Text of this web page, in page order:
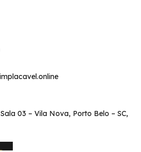
03 – Vila Nova, Porto Belo – SC,